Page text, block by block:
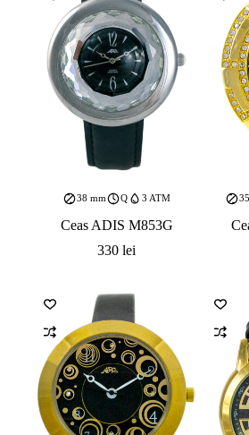
38 mm Q 3 ATM
Ceas ADIS M853G
330lei